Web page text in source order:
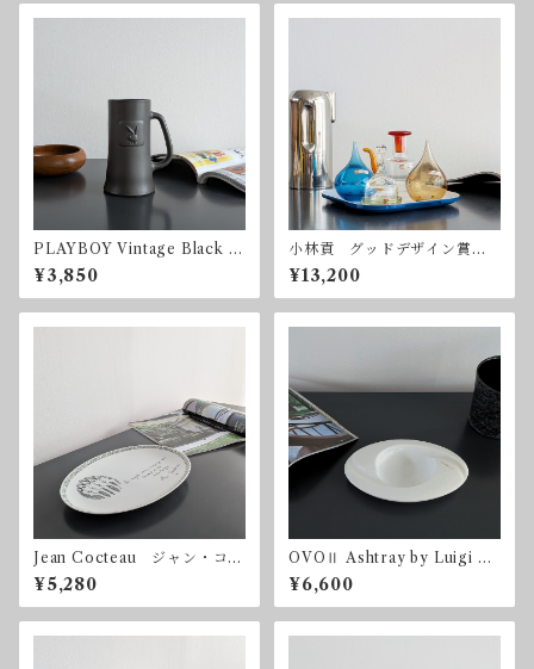
PLAYBOY Vintage Black Gl
ass Beer プレイボーイ ヴ
ィンテージ
¥3,850
小林貢 グッドデザイン賞
Noritake ノリタケ クラフ
トコレクション ヴィンテー
ジ 昭和レトロ
¥13,200
Jean Cocteau ジャン・コク
トー Seyei 瀬栄陶器 ヴィ
ンテージ
¥5,280
OVOⅡ Ashtray by Luigi C
olani for Adam & Eve たち
吉
¥6,600